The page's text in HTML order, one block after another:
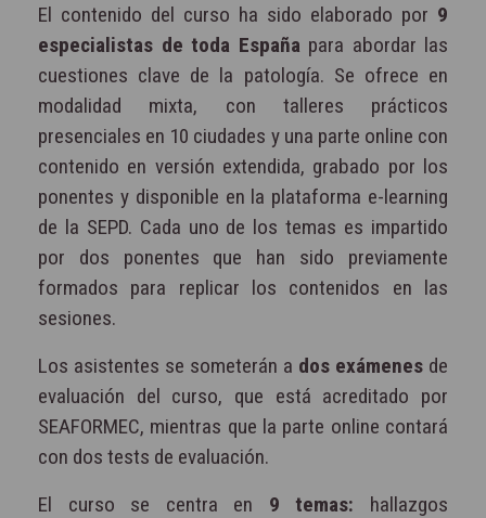
El contenido del curso ha sido elaborado por 9
especialistas de toda Españapara abordar las
cuestiones clave de la patología. Se ofrece en
modalidad mixta, con talleres prácticos
presenciales en 10 ciudades y una parte online con
contenido en versión extendida, grabado por los
ponentes y disponible en la plataforma e-learning
de la SEPD. Cada uno de los temas es impartido
por dos ponentes que han sido previamente
formados para replicar los contenidos en las
sesiones.
Los asistentes se someterán a dos exámenes de
evaluación del curso, que está acreditado por
SEAFORMEC, mientras que la parte online contará
con dos tests de evaluación.
El curso se centra en 9 temas: hallazgos